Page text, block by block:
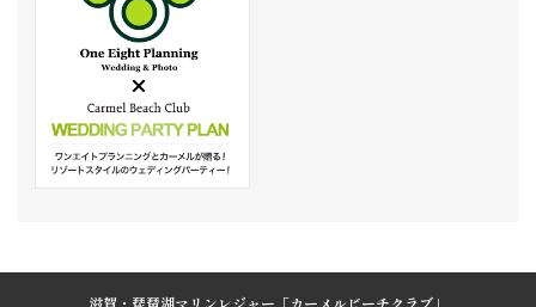
滋賀・琵琶湖マリンレジャー「カーメルビーチクラブ」